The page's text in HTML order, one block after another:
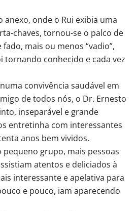
onde o Rui exibia uma
chaves, tornou-se o palco de
mais ou menos “vadio”,
tornando conhecido e cada vez
convivência saudável em
de todos nós, o Dr. Ernesto
inseparável e grande
entretinha com interessantes
anos bem vividos.
pequeno grupo, mais pessoas
atentos e deliciados à
interessante e apelativa para
e pouco, iam aparecendo